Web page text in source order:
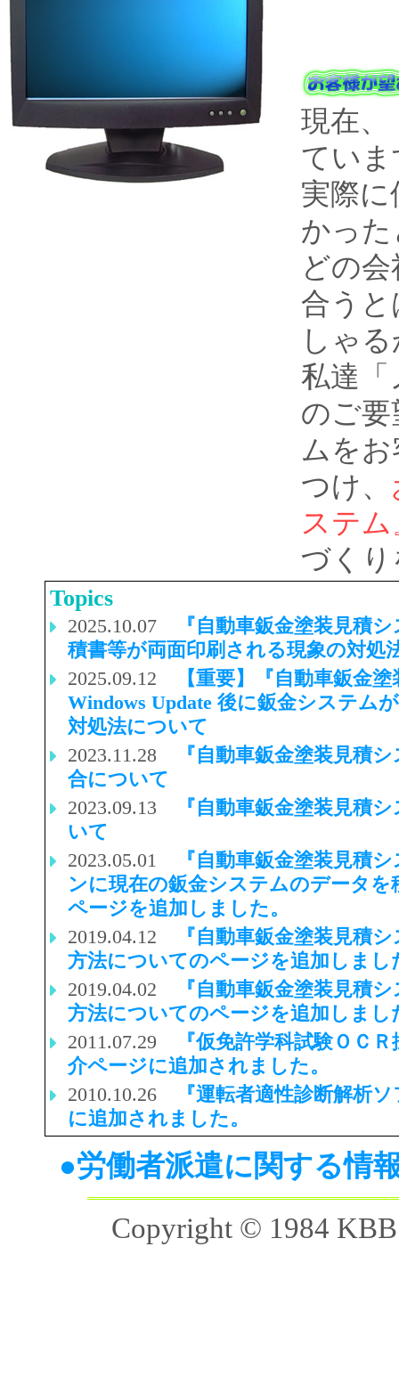
現在、
てい
実際
かっ
どの
合う
しゃ
私達「
のご
ムを
つけ、
ステム
づく
Topics
2025.10.07
『自動車鈑金塗装見積
積書等が両面印刷される現象の対処
2025.09.12
【重要】『自動車鈑金
Windows Update 後に鈑金システム
対処法について
2023.11.28
『自動車鈑金塗装見積
合について
2023.09.13
『自動車鈑金塗装見積
いて
2023.05.01
『自動車鈑金塗装見積
ンに現在の鈑金システムのデータ
ページを追加しました。
2019.04.12
『自動車鈑金塗装見積
方法についてのページを追加しまし
2019.04.02
『自動車鈑金塗装見積
方法についてのページを追加しまし
2011.07.29
『仮免許学科試験ＯＣ
介ページに追加されました。
2010.10.26
『運転者適性診断解析
に追加されました。
●労働者派遣に関する情
Copyright © 1984